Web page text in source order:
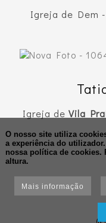
Igreja de Dem
Igreja de Vila
O nosso site utiliza
a experiência do
nossa política de cookies.
altura.
Mais informação